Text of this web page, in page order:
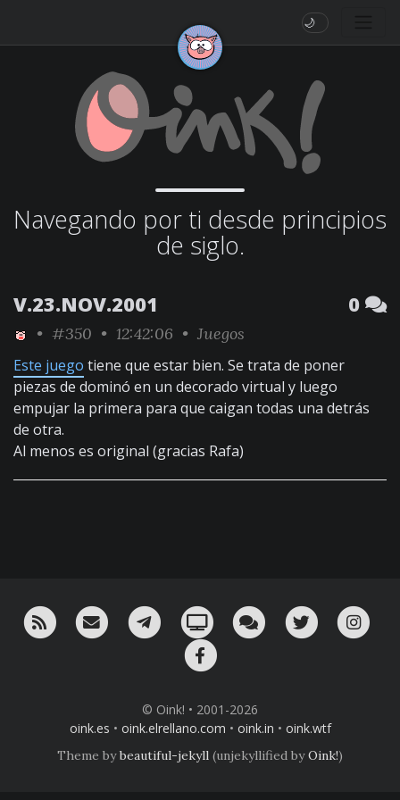
🌙
Navegando por ti desde principios
de siglo.
V.23.NOV.2001 0
• #350 • 12:42:06 • Juegos
Este juego tiene que estar bien. Se trata de poner
piezas de dominó en un decorado virtual y luego
empujar la primera para que caigan todas una detrás
de otra.
Al menos es original (gracias Rafa)
RSS ¡Mándame un email!¡Nuestro canal en Telegram!
Oink! TV Charla con nosotros
Twitter
© Oink! • 2001-2026
oink.es • oink.elrellano.com • oink.in • oink.wtf
Theme bybeautiful-jekyll (unjekyllified byOink!)